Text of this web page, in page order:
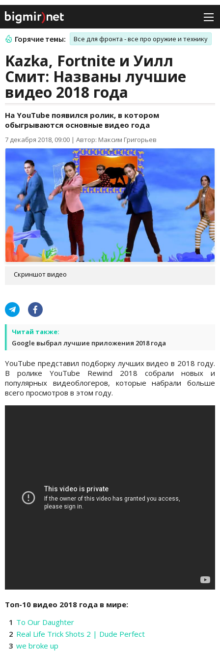
Горячие темы: Все для фронта - все про оружие и технику
Kazka, Fortnite и Уилл
Смит: Названы лучшие
видео 2018 года
На YouTube появился ролик, в котором
обыгрываются основные видео года
7 декабря 2018, 09:00 | Автор: Максим Григорьев
Скриншот видео
Читай также:
Google выбрал лучшие приложения 2018 года
YouTube представил подборку лучших видео в 2018 году.
В ролике YouTube Rewind 2018 собрали новых и
популярных видеоблогеров, которые набрали больше
всего просмотров в этом году.
Топ-10 видео 2018 года в мире:
To Our Daughter
Real Life Trick Shots 2 | Dude Perfect
we broke up